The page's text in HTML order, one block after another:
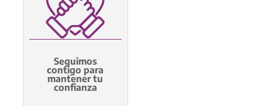
Seguimos
contigo para
mantener tu
confianza